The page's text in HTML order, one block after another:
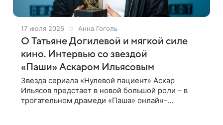
17 июля 2026 Анна Гоголь
О Татьяне Догилевой и мягкой силе
кино. Интервью со звездой
«Паши» Аскаром Ильясовым
Звезда сериала «Нулевой пациент» Аскар
Ильясов предстает в новой большой роли – в
трогательном драмеди «Паша» онлайн-